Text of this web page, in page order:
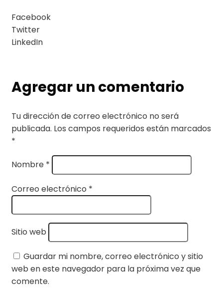
Facebook
Twitter
LinkedIn
Agregar un comentario
Tu dirección de correo electrónico no será
publicada. Los campos requeridos están marcados
*
Nombre *
Correo electrónico *
Sitio web
Guardar mi nombre, correo electrónico y sitio
web en este navegador para la próxima vez que
comente.